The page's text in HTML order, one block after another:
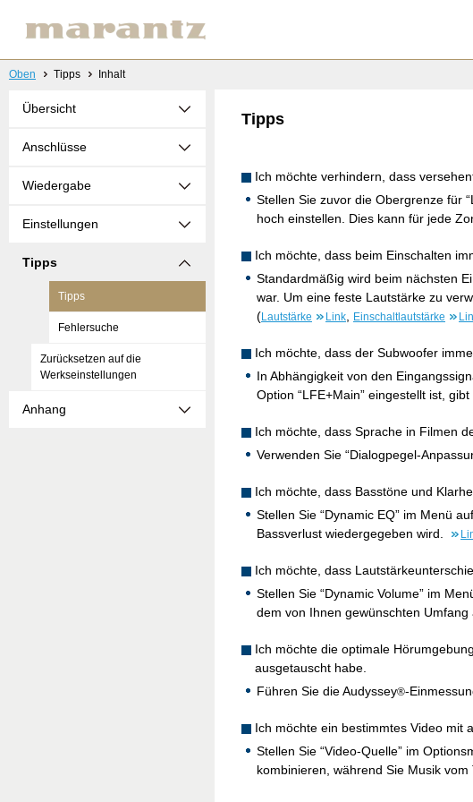
Oben Tipps Inhalt
Übersicht
Anschlüsse
Wiedergabe
Einstellungen
Tipps
Tipps
Fehlersuche
Zurücksetzen auf die
Werkseinstellungen
Anhang
Tipps
Ich möchte verhindern, dass
Stellen Sie zuvor die Obergrenze für
hoch einstellen. Dies kann für jede
Ich möchte, dass beim Einschalten
Standardmäßig wird beim nächsten
war. Um eine feste Lautstärke zu
(Lautstärke Link, Einschaltlautstärke
Ich möchte, dass der Subwoofer
In Abhängigkeit von den
Option “LFE+Main” eingestellt ist,
Ich möchte, dass Sprache in Filmen
Verwenden Sie “Dialogpegel-
Ich möchte, dass Basstöne und
Stellen Sie “Dynamic EQ” im Menü
Bassverlust wiedergegeben wird.
Ich möchte, dass
Stellen Sie “Dynamic Volume” im
dem von Ihnen gewünschten Umfang
Ich möchte die optimale
ausgetauscht habe.
Führen Sie die Audyssey®-
Ich möchte ein bestimmtes Video mit
Stellen Sie “Video-Quelle” im
kombinieren, während Sie Musik